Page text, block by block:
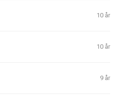
10 år
10 år
9 år